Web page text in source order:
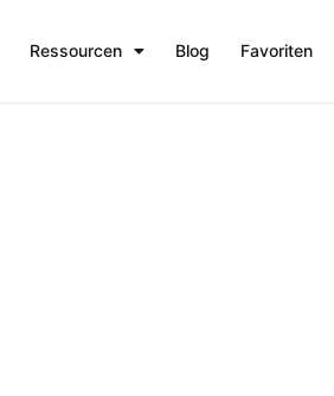
Ressourcen Blog Favoriten